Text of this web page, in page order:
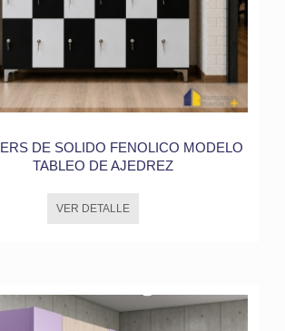
DE SOLIDO FENOLICO MODELO
TABLEO DE AJEDREZ
VER DETALLE